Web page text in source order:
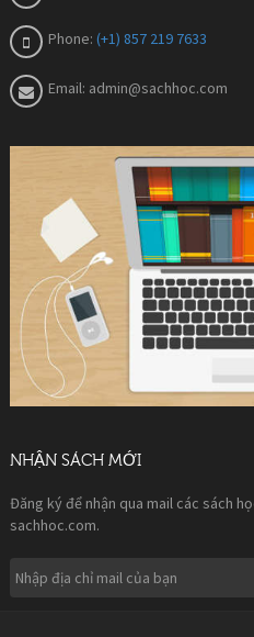
Phone: (+1) 857 219 7633
Email: admin@sachhoc.com
NHẬN SÁCH MỚI
Đăng ký để nhận qua mail các sách
sachhoc.com.